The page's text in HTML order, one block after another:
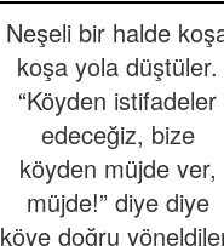
Neşeli bir halde
koşa yola düştüler.
“Köyden istifadeler
edeceğiz, bize
köyden müjde ver,
müjde!” diye diye
köye doğru